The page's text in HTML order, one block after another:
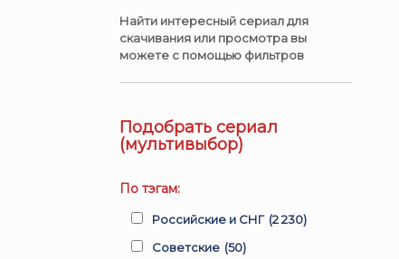
Найти интересный сериал для
скачивания или просмотра вы
можете с помощью фильтров
Подобрать сериал
(мультивыбор)
По тэгам:
Российские и СНГ (2 230)
Советские (50)